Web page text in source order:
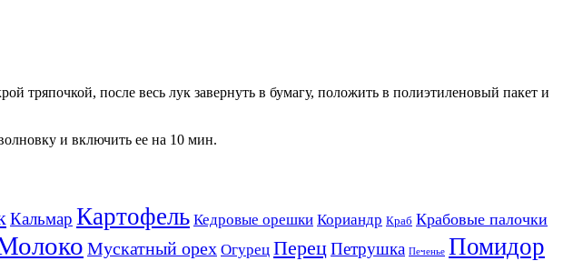
тряпочкой, после весь лук завернуть в бумагу, положить в полиэтиленовый пакет и
и включить ее на 10 мин.
Кальмар Картофель Кедровые орешки Кориандр Краб Крабовые палочки
Мускатный орех Огурец ПерецПетрушка Печенье Помидор